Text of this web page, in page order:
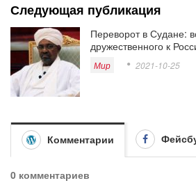
Следующая публикация
Переворот в Судане:
дружественного к
Мир 2021-10-25
Комментарии
0 комментариев